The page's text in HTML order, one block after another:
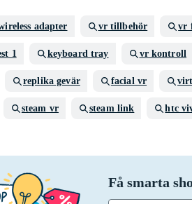
adapter vr tillbehör vr
1 keyboard tray vr kontroll
replika gevär facial vr
steam vr steam link htc
Få smarta